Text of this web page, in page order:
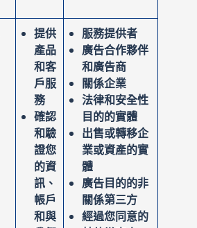
提供
產品
和客
戶服
務
確認
和驗
證您
的資
訊、
帳戶
和與
服務提供者
廣告合作夥伴
和廣告商
關係企業
法律和安全性
目的的實體
出售或轉移企
業或資產的實
體
廣告目的的非
關係第三方
經過您同意的